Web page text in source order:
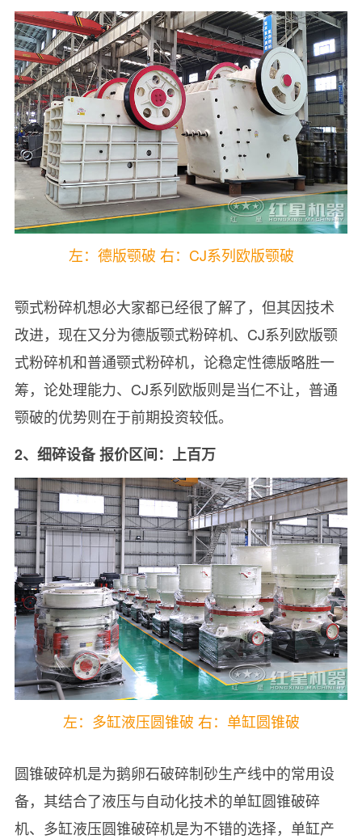
左：德版颚破 右：CJ系列欧版颚破
颚式粉碎机想必大家都已经很了解了，但其因技术
改进，现在又分为德版颚式粉碎机、CJ系列欧版颚
式粉碎机和普通颚式粉碎机，论稳定性德版略胜一
筹，论处理能力、CJ系列欧版则是当仁不让，普通
颚破的优势则在于前期投资较低。
2、细碎设备 报价区间：上百万
左：多缸液压圆锥破 右：单缸圆锥破
圆锥破碎机是为鹅卵石破碎制砂生产线中的常用设
备，其结合了液压与自动化技术的单缸圆锥破碎
机、多缸液压圆锥破碎机是为不错的选择，单缸产